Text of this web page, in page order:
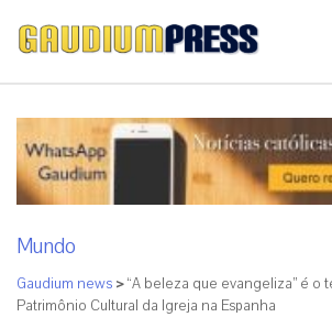
Mundo
Gaudium news >“A beleza que evangeliza” é o
Patrimônio Cultural da Igreja na Espanha